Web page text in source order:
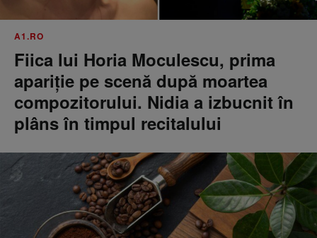
A1.RO
Fiica lui Horia Moculescu, prima
apariție pe scenă după moartea
compozitorului. Nidia a izbucnit în
plâns în timpul recitalului